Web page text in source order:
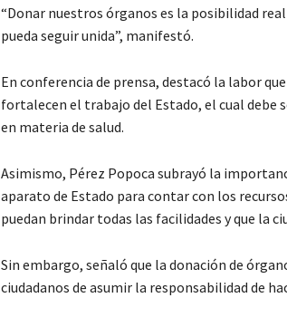
“Donar nuestros órganos es la posibilidad
pueda seguir unida”, manifestó.
En conferencia de prensa, destacó la labor
fortalecen el trabajo del Estado, el cual debe
en materia de salud.
Asimismo, Pérez Popoca subrayó la
aparato de Estado para contar con los
puedan brindar todas las facilidades y que la
Sin embargo, señaló que la donación de
ciudadanos de asumir la responsabilidad de